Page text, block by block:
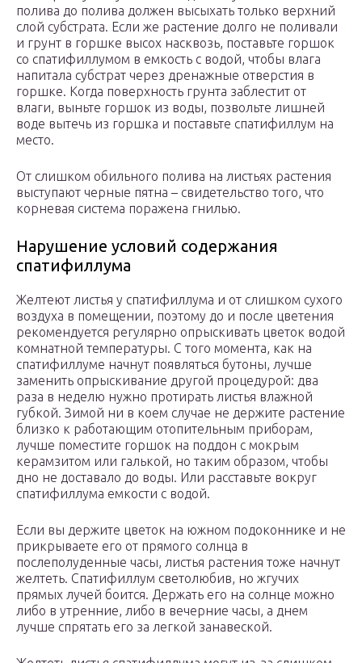
полива до полива должен высыхать только верхний
слой субстрата. Если же растение долго не поливали
и грунт в горшке высох насквозь, поставьте горшок
со спатифиллумом в емкость с водой, чтобы влага
напитала субстрат через дренажные отверстия в
горшке. Когда поверхность грунта заблестит от
влаги, выньте горшок из воды, позвольте лишней
воде вытечь из горшка и поставьте спатифиллум на
место.
От слишком обильного полива на листьях растения
выступают черные пятна – свидетельство того, что
корневая система поражена гнилью.
Нарушение условий содержания
спатифиллума
Желтеют листья у спатифиллума и от слишком сухого
воздуха в помещении, поэтому до и после цветения
рекомендуется регулярно опрыскивать цветок водой
комнатной температуры. С того момента, как на
спатифиллуме начнут появляться бутоны, лучше
заменить опрыскивание другой процедурой: два
раза в неделю нужно протирать листья влажной
губкой. Зимой ни в коем случае не держите растение
близко к работающим отопительным приборам,
лучше поместите горшок на поддон с мокрым
керамзитом или галькой, но таким образом, чтобы
дно не доставало до воды. Или расставьте вокруг
спатифиллума емкости с водой.
Если вы держите цветок на южном подоконнике и не
прикрываете его от прямого солнца в
послеполуденные часы, листья растения тоже начнут
желтеть. Спатифиллум светолюбив, но жгучих
прямых лучей боится. Держать его на солнце можно
либо в утренние, либо в вечерние часы, а днем
лучше спрятать его за легкой занавеской.